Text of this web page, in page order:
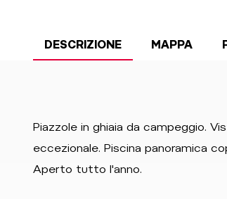
DESCRIZIONE MAPPA
Piazzole in ghiaia da campeggio.
eccezionale. Piscina panoramica
Aperto tutto l'anno.